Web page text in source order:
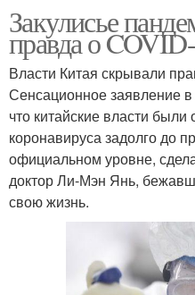
Закулисье
правда о
Власти Китая скрывали
Сенсационное заявление
что китайские власти
коронавируса задолго до
официальном уровне,
доктор Ли-Мэн Янь,
свою жизнь.